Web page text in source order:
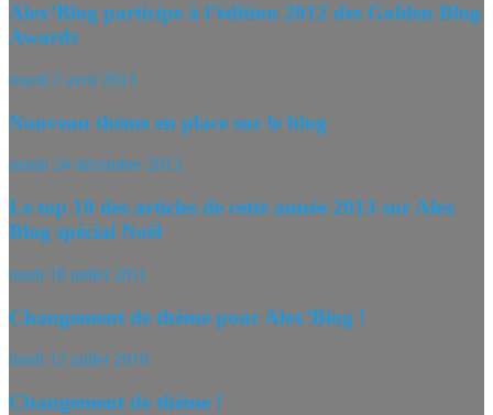
Alex’Blog participe à l’édition 2012 des Golden Blog
Awards
mardi 2 avril 2013
Nouveau thème en place sur le blog
mardi 24 décembre 2013
Le top 10 des articles de cette année 2013 sur Alex
Blog spécial Noël
lundi 18 juillet 2011
Changement de thème pour Alex’Blog !
lundi 12 juillet 2010
Changement de thème !